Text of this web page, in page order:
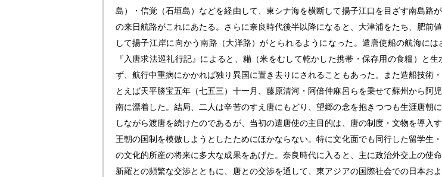
島）・信覚（石垣島）などを経由して、東シナ海を横断して揚子江口を目ざす南島路
の来日航路がこれにあたる。さらに奈良時代後半以降になると、大津浦をたち、肥前
して揚子江岸に向かう南路（大洋路）がとられるようになった。遣唐使船の航海に
『入唐求法巡礼行記』によると、糒（米をむして乾かした携帯・保存用の食糧）と
ず、航行中重病にかかれば独り異国に置き去りにされることもあった。また造船技術
とえば天平勝宝五年（七五三）十一月、藤原清河・阿倍仲麻呂らを乗せて蘇州から
南に漂着した。結局、二人は辛苦のすえ唐にもどり、望郷の念を抱きつつも生涯唐朝
しながら渡唐を続けたのであるが、当初の遣唐使の主目的は、唐の制度・文物を導入
王朝の国制を模倣しようとしたためにほかならない。特に文化面でも同行した留学生
の文化的所産の将来に多大な成果をあげた。奈良時代に入ると、主に政治外交上の使
新羅との頻繁な交渉とともに、唐との交渉を通して、東アジアの国際社会での日本お